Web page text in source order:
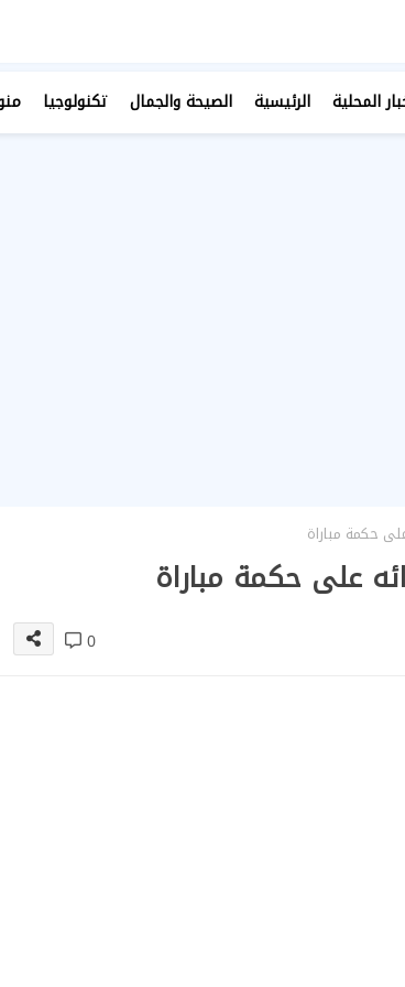
المحلية الرئيسية الصيحة والجمال تكنولوجيا
حكمة مباراة
على حكمة مباراة
0